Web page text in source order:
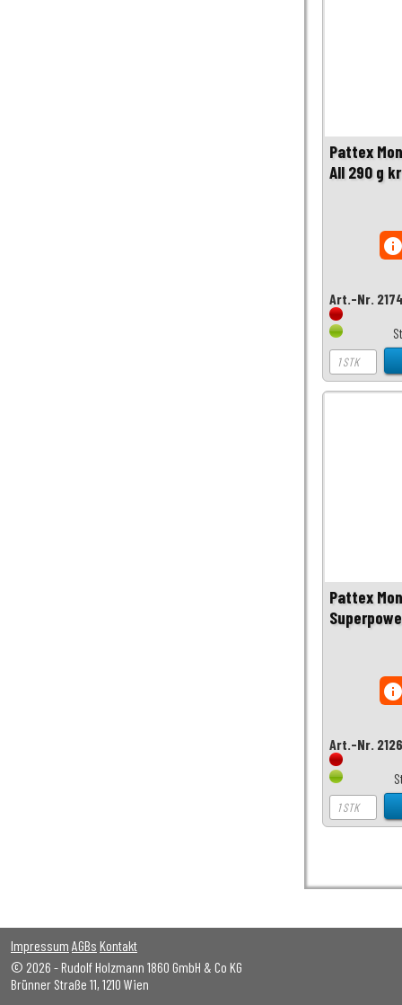
Pattex
All 290 g
Art.-Nr.
Pattex
Art.-Nr.
Impressum AGBs Kontakt
© 2026 - Rudolf Holzmann 1860 GmbH & Co KG
Brünner Straße 11, 1210 Wien